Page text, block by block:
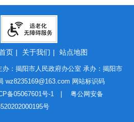
页 | 关于我们 | 站点地图
：揭阳市人民政府办公室 承办：揭阳市
wz8235169@163.com 网站标识码
备05067601号-1| 粤公网安备
号